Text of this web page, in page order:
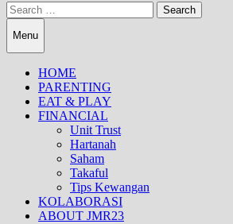
Search
for:
Menu
HOME
PARENTING
EAT & PLAY
FINANCIAL
Unit Trust
Hartanah
Saham
Takaful
Tips Kewangan
KOLABORASI
ABOUT JMR23